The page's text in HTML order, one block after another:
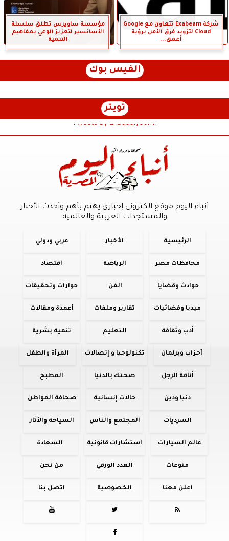
شركة Exabeam تتعاون مع Google
Cloud لتزويد فرق الأمن برؤية
أعمق...
مؤسسة ساويرس تطلق سلسلة
الأسانسير لتعزيز الوعي بمفاهيم
التنمية
الفيس بوك
تويتر
Tweets by anbaaalyoum1
أنباء اليوم موقع الكترونى إخباري يهتم بأهم وأحدث الأخبار
والمستجدات العربية والعالمية
الرئيسية الأخبار عربي ودولي
محافظات مصر الرياضة اقتصاد
حوادث وقضايا الفن حوارات وتحقيقات
ميديا وفضائيات تقارير وملفات أعمدة ومقالات
أدب وثقافة التعليم تنمية بشرية
أحزاب وبرلمان تكنولوجيا و إتصالات المرأة والطفل
أناقة الرجل صحتك بالدنيا المطبخ
دنيا ودين حالات إنسانية صحافة المواطن
السرديات المجتمع والناس السياحة والأثار
عالم السيارات استشارات قانونية السعادة
منوعات العدد الورقي من نحن
اعلن معنا الخصوصية اتصل بنا



